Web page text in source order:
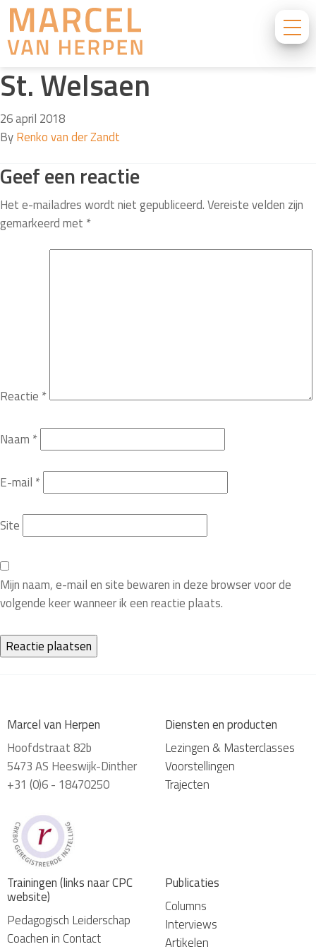
St. Welsaen
26 april 2018
ByRenko van der Zandt
Geef een reactie
Het e-mailadres wordt niet gepubliceerd.Vereiste velden zijn
gemarkeerd met *
Reactie *
Naam *
E-mail *
Site
Mijn naam, e-mail en site bewaren in deze browser voor de
volgende keer wanneer ik een reactie plaats.
Marcel van Herpen
Hoofdstraat 82b
5473 AS Heeswijk-Dinther
+31 (0)6 - 18470250
Diensten en producten
Lezingen & Masterclasses
Voorstellingen
Trajecten
Trainingen (links naar CPC
website)
Pedagogisch Leiderschap
Coachen in Contact
Publicaties
Columns
Interviews
Artikelen